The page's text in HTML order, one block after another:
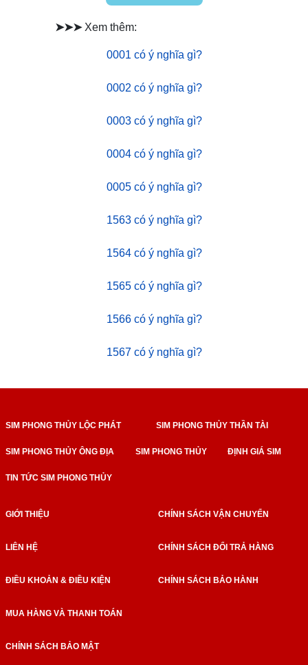
➤➤➤ Xem thêm:
0001 có ý nghĩa gì?
0002 có ý nghĩa gì?
0003 có ý nghĩa gì?
0004 có ý nghĩa gì?
0005 có ý nghĩa gì?
1563 có ý nghĩa gì?
1564 có ý nghĩa gì?
1565 có ý nghĩa gì?
1566 có ý nghĩa gì?
1567 có ý nghĩa gì?
SIM PHONG THỦY LỘC PHÁT SIM PHONG THỦY THẦN TÀI
SIM PHONG THỦY ÔNG ĐỊA SIM PHONG THỦY ĐỊNH GIÁ SIM
TIN TỨC SIM PHONG THỦY
GIỚI THIỆU
LIÊN HỆ
ĐIỀU KHOẢN & ĐIỀU KIỆN
MUA HÀNG VÀ THANH TOÁN
CHÍNH SÁCH BẢO MẬT
CHÍNH SÁCH VẬN CHUYỂN
CHÍNH SÁCH ĐỔI TRẢ HÀNG
CHÍNH SÁCH BẢO HÀNH